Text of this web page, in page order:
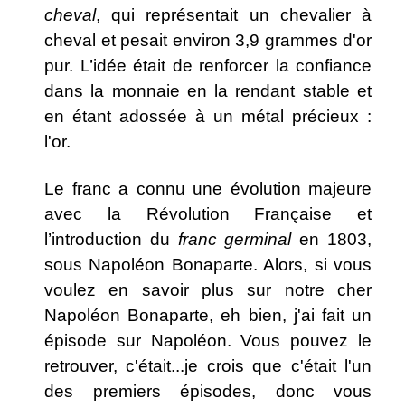
cheval, qui représentait un chevalier à
cheval et pesait environ 3,9 grammes d'or
pur. L’idée était de renforcer la confiance
dans la monnaie en la rendant stable et
en étant adossée à un métal précieux :
l'or.
Le franc a connu une évolution majeure
avec la Révolution Française et
l’introduction du franc germinalen 1803,
sous Napoléon Bonaparte. Alors, si vous
voulez en savoir plus sur notre cher
Napoléon Bonaparte, eh bien, j'ai fait un
épisode sur Napoléon. Vous pouvez le
retrouver, c'était...je crois que c'était l'un
des premiers épisodes, donc vous